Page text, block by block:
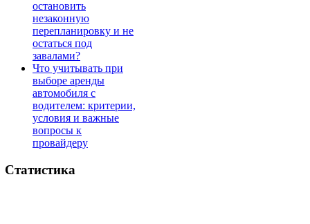
остановить
незаконную
перепланировку и не
остаться под
завалами?
Что учитывать при
выборе аренды
автомобиля с
водителем: критерии,
условия и важные
вопросы к
провайдеру
Статистика